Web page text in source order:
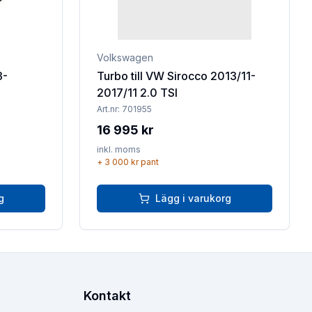
Volkswagen
Turbo till VW Sirocco 2013/11-
2017/11 2.0 TSI
Art.nr: 701955
16 995 kr
inkl. moms
+ 3 000 krpant
Lägg i varukorg
Kontakt